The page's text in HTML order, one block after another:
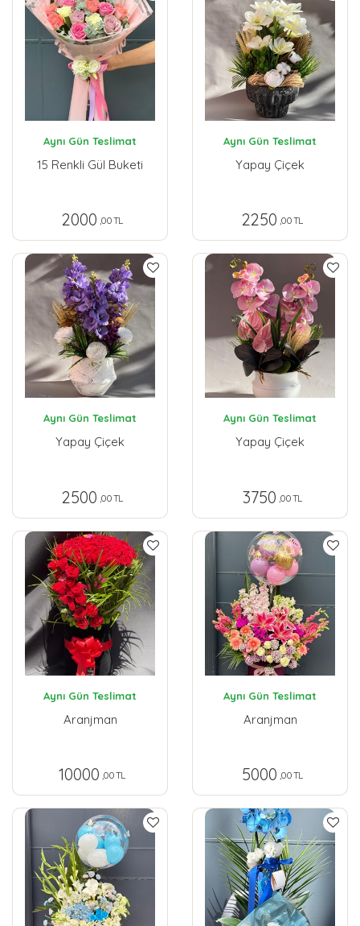
Aynı Gün Teslimat
15 Renkli Gül Buketi
2000 ,00 TL
Aynı Gün Teslimat
Yapay Çiçek
2250 ,00 TL
Aynı Gün Teslimat
Yapay Çiçek
2500 ,00 TL
Aynı Gün Teslimat
Yapay Çiçek
3750 ,00 TL
Aynı Gün Teslimat
Aranjman
10000 ,00 TL
Aynı Gün Teslimat
Aranjman
5000 ,00 TL